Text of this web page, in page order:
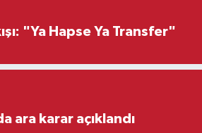
"Ya Hapse Ya Transfer"
ara karar açıklandı